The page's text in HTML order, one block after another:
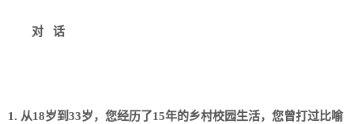
对 话
1. 从18岁到33岁，您经历了15年的乡村校园生活，您曾打过比喻